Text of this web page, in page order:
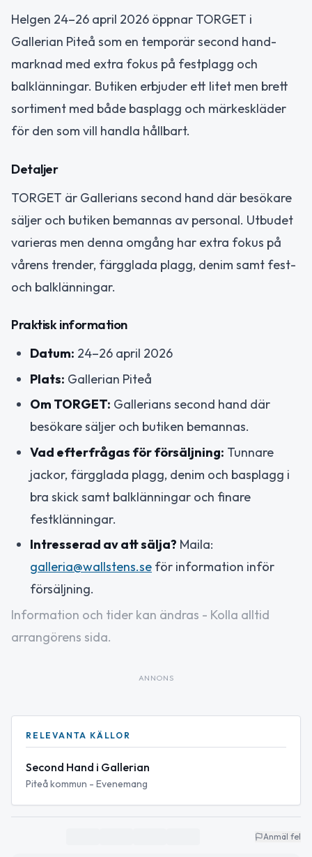
Helgen 24–26 april 2026 öppnar TORGET i
Gallerian Piteå som en temporär second hand-
marknad med extra fokus på festplagg och
balklänningar. Butiken erbjuder ett litet men brett
sortiment med både basplagg och märkeskläder
för den som vill handla hållbart.
Detaljer
TORGET är Gallerians second hand där besökare
säljer och butiken bemannas av personal. Utbudet
varieras men denna omgång har extra fokus på
vårens trender, färgglada plagg, denim samt fest-
och balklänningar.
Praktisk information
Datum: 24–26 april 2026
Plats: Gallerian Piteå
Om TORGET: Gallerians second hand där
besökare säljer och butiken bemannas.
Vad efterfrågas för försäljning: Tunnare
jackor, färgglada plagg, denim och basplagg i
bra skick samt balklänningar och finare
festklänningar.
Intresserad av att sälja? Maila:
galleria@wallstens.se för information inför
försäljning.
Information och tider kan ändras - Kolla alltid
arrangörens sida.
ANNONS
RELEVANTA KÄLLOR
Second Hand i Gallerian
Piteå kommun - Evenemang
Anmäl fel